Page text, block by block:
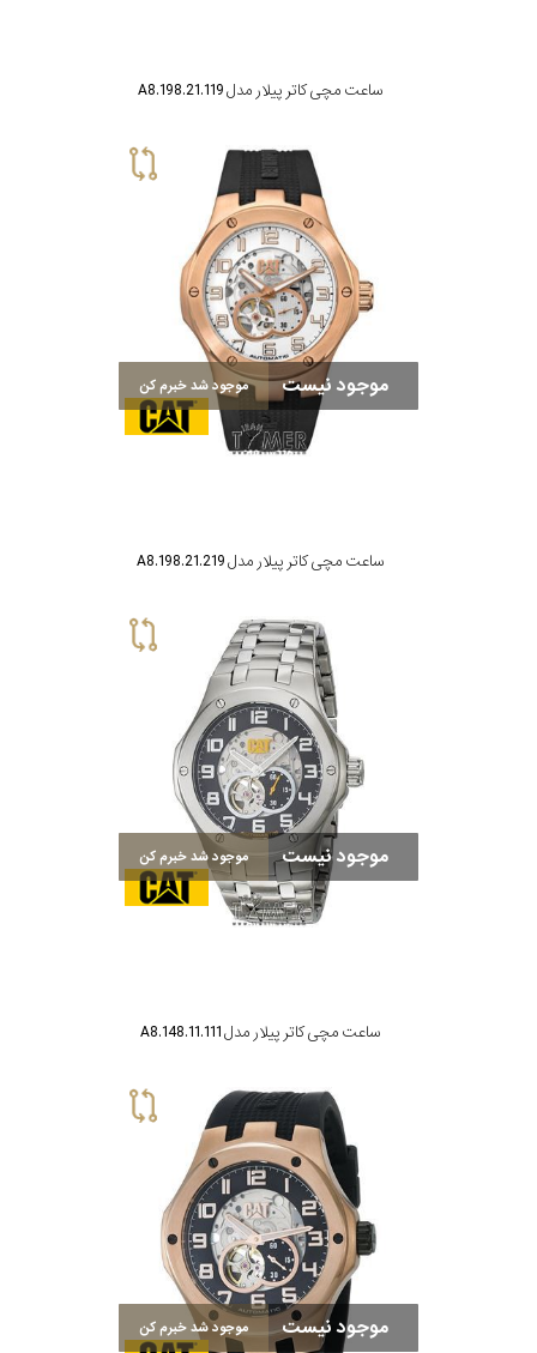
ساعت مچی کاتر پیلار مدل A8.198.21.119
موجود نیست موجود شد خبرم کن
ساعت مچی کاتر پیلار مدل A8.198.21.219
موجود نیست موجود شد خبرم کن
ساعت مچی کاتر پیلار مدل A8.148.11.111
موجود نیست موجود شد خبرم کن